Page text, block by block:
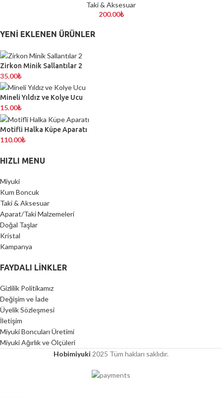
Taki & Aksesuar
200.00₺
YENI EKLENEN ÜRÜNLER
Zirkon Minik Sallantılar 2
35.00₺
Mineli Yıldız ve Kolye Ucu
15.00₺
Motifli Halka Küpe Aparatı
110.00₺
HIZLI MENU
Miyuki
Kum Boncuk
Taki & Aksesuar
Aparat/Taki Malzemeleri
Doğal Taşlar
Kristal
Kampanya
FAYDALI LİNKLER
Gizlilik Politikamız
Değişim ve İade
Üyelik Sözleşmesi
İletişim
Miyuki Boncuları Üretimi
Miyuki Ağırlık ve Ölçüleri
Hobimiyuki 2025 Tüm hakları saklıdır.